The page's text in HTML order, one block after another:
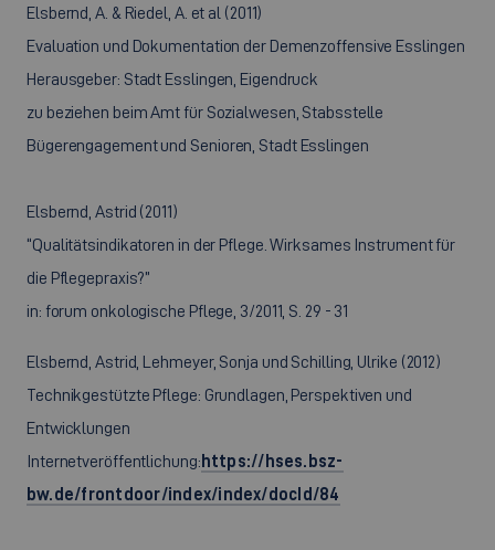
Elsbernd, A. & Riedel, A. et al (2011)
Evaluation und Dokumentation der Demenzoffensive Esslingen
Herausgeber: Stadt Esslingen, Eigendruck
zu beziehen beim Amt für Sozialwesen, Stabsstelle
Bügerengagement und Senioren, Stadt Esslingen
Elsbernd, Astrid (2011)
“Qualitätsindikatoren in der Pflege. Wirksames Instrument für
die Pflegepraxis?”
in: forum onkologische Pflege, 3/2011, S. 29 - 31
Elsbernd, Astrid, Lehmeyer, Sonja und Schilling, Ulrike (2012)
Technikgestützte Pflege: Grundlagen, Perspektiven und
Entwicklungen
Internetveröffentlichung: https://hses.bsz-
bw.de/frontdoor/index/index/docId/84